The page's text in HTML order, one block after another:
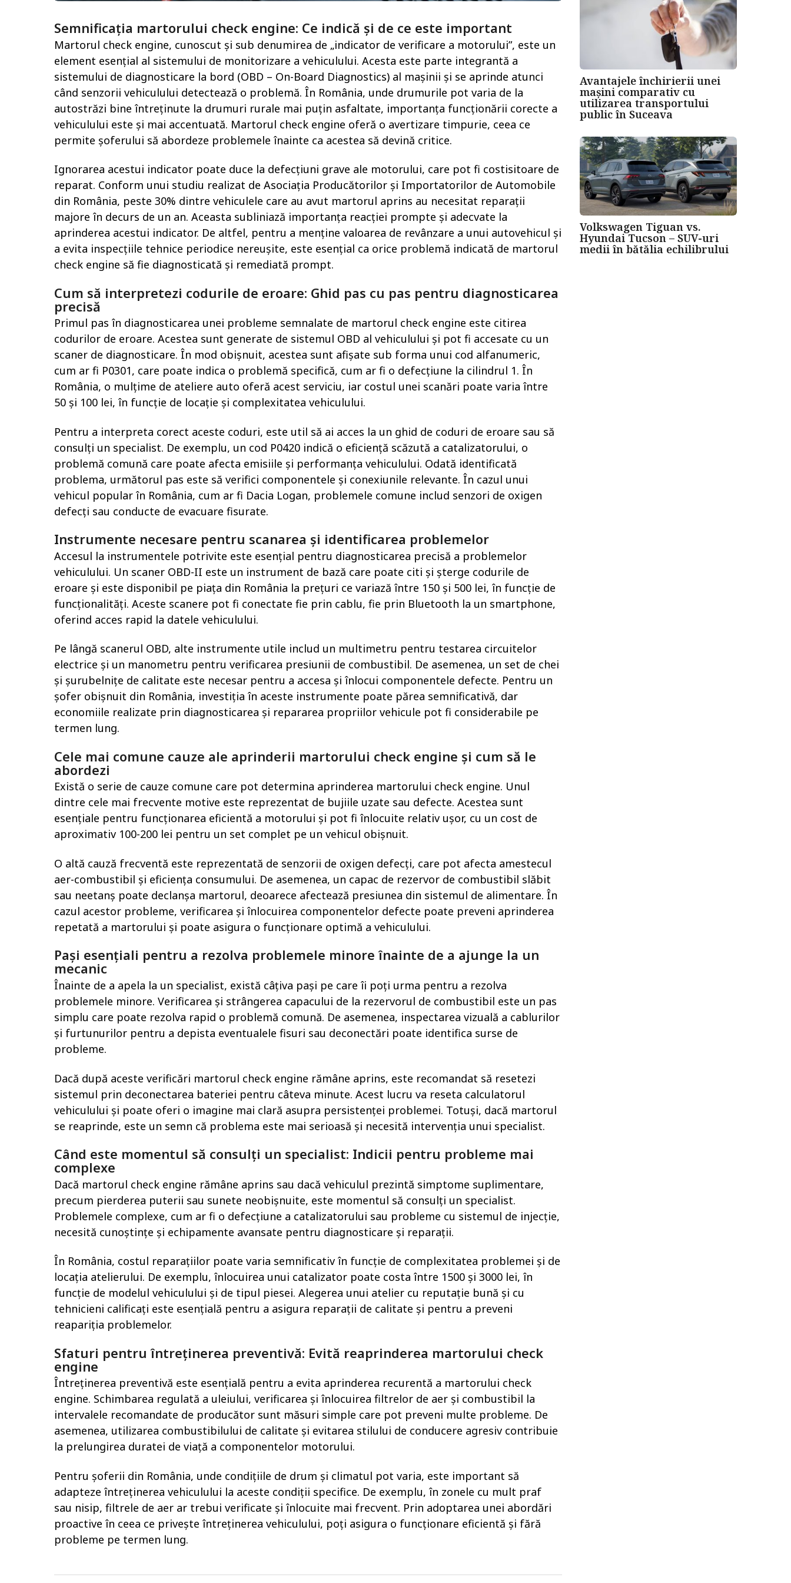
Semnificația martorului check engine: Ce indică și de ce este important
Martorul check engine, cunoscut și sub denumirea de „indicator de verificare a motorului”, este un
element esențial al sistemului de monitorizare a vehiculului. Acesta este parte integrantă a
sistemului de diagnosticare la bord (OBD – On-Board Diagnostics) al mașinii și se aprinde atunci
când senzorii vehiculului detectează o problemă. În România, unde drumurile pot varia de la
autostrăzi bine întreținute la drumuri rurale mai puțin asfaltate, importanța funcționării corecte a
vehiculului este și mai accentuată. Martorul check engine oferă o avertizare timpurie, ceea ce
permite șoferului să abordeze problemele înainte ca acestea să devină critice.
Ignorarea acestui indicator poate duce la defecțiuni grave ale motorului, care pot fi costisitoare de
reparat. Conform unui studiu realizat de Asociația Producătorilor și Importatorilor de Automobile
din România, peste 30% dintre vehiculele care au avut martorul aprins au necesitat reparații
majore în decurs de un an. Aceasta subliniază importanța reacției prompte și adecvate la
aprinderea acestui indicator. De altfel, pentru a menține valoarea de revânzare a unui autovehicul și
a evita inspecțiile tehnice periodice nereușite, este esențial ca orice problemă indicată de martorul
check engine să fie diagnosticată și remediată prompt.
Cum să interpretezi codurile de eroare: Ghid pas cu pas pentru diagnosticarea
precisă
Primul pas în diagnosticarea unei probleme semnalate de martorul check engine este citirea
codurilor de eroare. Acestea sunt generate de sistemul OBD al vehiculului și pot fi accesate cu un
scaner de diagnosticare. În mod obișnuit, acestea sunt afișate sub forma unui cod alfanumeric,
cum ar fi P0301, care poate indica o problemă specifică, cum ar fi o defecțiune la cilindrul 1. În
România, o mulțime de ateliere auto oferă acest serviciu, iar costul unei scanări poate varia între
50 și 100 lei, în funcție de locație și complexitatea vehiculului.
Pentru a interpreta corect aceste coduri, este util să ai acces la un ghid de coduri de eroare sau să
consulți un specialist. De exemplu, un cod P0420 indică o eficiență scăzută a catalizatorului, o
problemă comună care poate afecta emisiile și performanța vehiculului. Odată identificată
problema, următorul pas este să verifici componentele și conexiunile relevante. În cazul unui
vehicul popular în România, cum ar fi Dacia Logan, problemele comune includ senzori de oxigen
defecți sau conducte de evacuare fisurate.
Instrumente necesare pentru scanarea și identificarea problemelor
Accesul la instrumentele potrivite este esențial pentru diagnosticarea precisă a problemelor
vehiculului. Un scaner OBD-II este un instrument de bază care poate citi și șterge codurile de
eroare și este disponibil pe piața din România la prețuri ce variază între 150 și 500 lei, în funcție de
funcționalități. Aceste scanere pot fi conectate fie prin cablu, fie prin Bluetooth la un smartphone,
oferind acces rapid la datele vehiculului.
Pe lângă scanerul OBD, alte instrumente utile includ un multimetru pentru testarea circuitelor
electrice și un manometru pentru verificarea presiunii de combustibil. De asemenea, un set de chei
și șurubelnițe de calitate este necesar pentru a accesa și înlocui componentele defecte. Pentru un
șofer obișnuit din România, investiția în aceste instrumente poate părea semnificativă, dar
economiile realizate prin diagnosticarea și repararea propriilor vehicule pot fi considerabile pe
termen lung.
Cele mai comune cauze ale aprinderii martorului check engine și cum să le
abordezi
Există o serie de cauze comune care pot determina aprinderea martorului check engine. Unul
dintre cele mai frecvente motive este reprezentat de bujiile uzate sau defecte. Acestea sunt
esențiale pentru funcționarea eficientă a motorului și pot fi înlocuite relativ ușor, cu un cost de
aproximativ 100-200 lei pentru un set complet pe un vehicul obișnuit.
O altă cauză frecventă este reprezentată de senzorii de oxigen defecți, care pot afecta amestecul
aer-combustibil și eficiența consumului. De asemenea, un capac de rezervor de combustibil slăbit
sau neetanș poate declanșa martorul, deoarece afectează presiunea din sistemul de alimentare. În
cazul acestor probleme, verificarea și înlocuirea componentelor defecte poate preveni aprinderea
repetată a martorului și poate asigura o funcționare optimă a vehiculului.
Pași esențiali pentru a rezolva problemele minore înainte de a ajunge la un
mecanic
Înainte de a apela la un specialist, există câțiva pași pe care îi poți urma pentru a rezolva
problemele minore. Verificarea și strângerea capacului de la rezervorul de combustibil este un pas
simplu care poate rezolva rapid o problemă comună. De asemenea, inspectarea vizuală a cablurilor
și furtunurilor pentru a depista eventualele fisuri sau deconectări poate identifica surse de
probleme.
Dacă după aceste verificări martorul check engine rămâne aprins, este recomandat să resetezi
sistemul prin deconectarea bateriei pentru câteva minute. Acest lucru va reseta calculatorul
vehiculului și poate oferi o imagine mai clară asupra persistenței problemei. Totuși, dacă martorul
se reaprinde, este un semn că problema este mai serioasă și necesită intervenția unui specialist.
Când este momentul să consulți un specialist: Indicii pentru probleme mai
complexe
Dacă martorul check engine rămâne aprins sau dacă vehiculul prezintă simptome suplimentare,
precum pierderea puterii sau sunete neobișnuite, este momentul să consulți un specialist.
Problemele complexe, cum ar fi o defecțiune a catalizatorului sau probleme cu sistemul de injecție,
necesită cunoștințe și echipamente avansate pentru diagnosticare și reparații.
În România, costul reparațiilor poate varia semnificativ în funcție de complexitatea problemei și de
locația atelierului. De exemplu, înlocuirea unui catalizator poate costa între 1500 și 3000 lei, în
funcție de modelul vehiculului și de tipul piesei. Alegerea unui atelier cu reputație bună și cu
tehnicieni calificați este esențială pentru a asigura reparații de calitate și pentru a preveni
reapariția problemelor.
Sfaturi pentru întreținerea preventivă: Evită reaprinderea martorului check
engine
Întreținerea preventivă este esențială pentru a evita aprinderea recurentă a martorului check
engine. Schimbarea regulată a uleiului, verificarea și înlocuirea filtrelor de aer și combustibil la
intervalele recomandate de producător sunt măsuri simple care pot preveni multe probleme. De
asemenea, utilizarea combustibilului de calitate și evitarea stilului de conducere agresiv contribuie
la prelungirea duratei de viață a componentelor motorului.
Pentru șoferii din România, unde condițiile de drum și climatul pot varia, este important să
adapteze întreținerea vehiculului la aceste condiții specifice. De exemplu, în zonele cu mult praf
sau nisip, filtrele de aer ar trebui verificate și înlocuite mai frecvent. Prin adoptarea unei abordări
proactive în ceea ce privește întreținerea vehiculului, poți asigura o funcționare eficientă și fără
probleme pe termen lung.
Avantajele închirierii unei
mașini comparativ cu
utilizarea transportului
public în Suceava
Volkswagen Tiguan vs.
Hyundai Tucson – SUV-uri
medii în bătălia echilibrului